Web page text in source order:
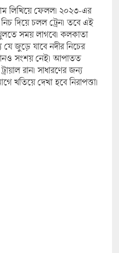
লিখিয়ে ফেলল। ২০২৩-এর
দিয়ে চলল ট্রেন। তবে এই
সময় লাগবে। কলকাতা
যে জুড়ে যাবে নদীর নিচের
সংশয় নেই। আপাতত
রান। সাধারণের জন্য
খতিয়ে দেখা হবে নিরাপত্তা।